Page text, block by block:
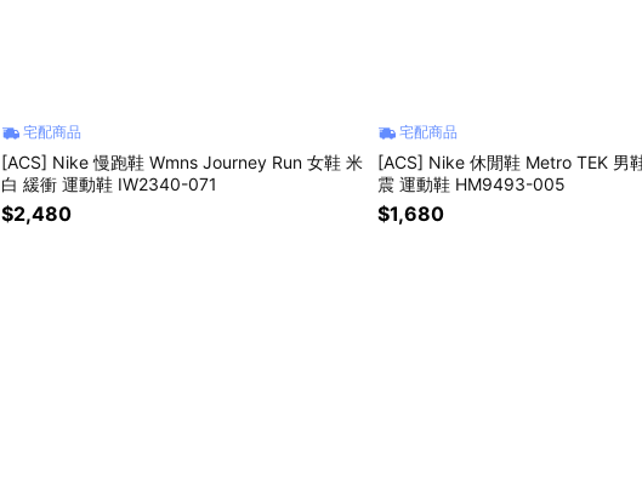
宅配商品
[ACS] Nike 慢跑鞋 Wmns Journey Run 女鞋 米
白 緩衝 運動鞋 IW2340-071
$2,480
宅配商品
[ACS] Nike 休閒鞋 Metro TEK 男
震 運動鞋 HM9493-005
$1,680